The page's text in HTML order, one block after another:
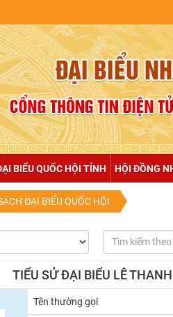
BIỂU QUỐC HỘI TỈNH HỘI ĐỒNG
ĐẠI BIỂU QUỐC HỘI
TIỂU SỬ ĐẠI BIỂU LÊ
Tên thường gọi